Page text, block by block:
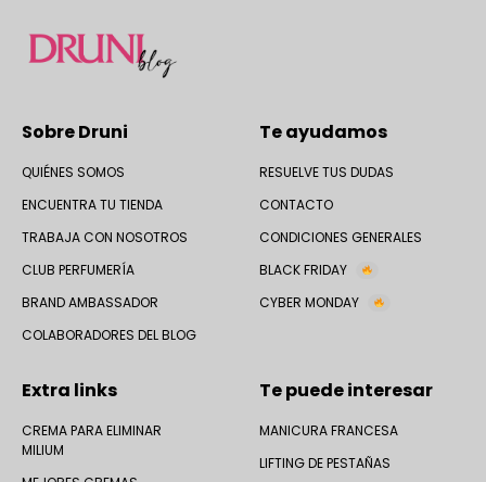
Sobre Druni
QUIÉNES SOMOS
ENCUENTRA TU TIENDA
TRABAJA CON NOSOTROS
CLUB PERFUMERÍA
BRAND AMBASSADOR
COLABORADORES DEL BLOG
Te ayudamos
RESUELVE TUS DUDAS
CONTACTO
CONDICIONES GENERALES
BLACK FRIDAY
CYBER MONDAY
Extra links
CREMA PARA ELIMINAR
MILIUM
Te puede interesar
MANICURA FRANCESA
LIFTING DE PESTAÑAS